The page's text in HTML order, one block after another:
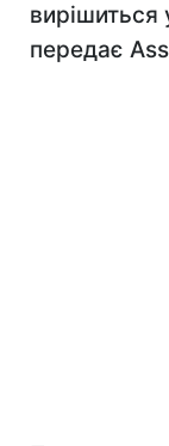
вирішиться
передає